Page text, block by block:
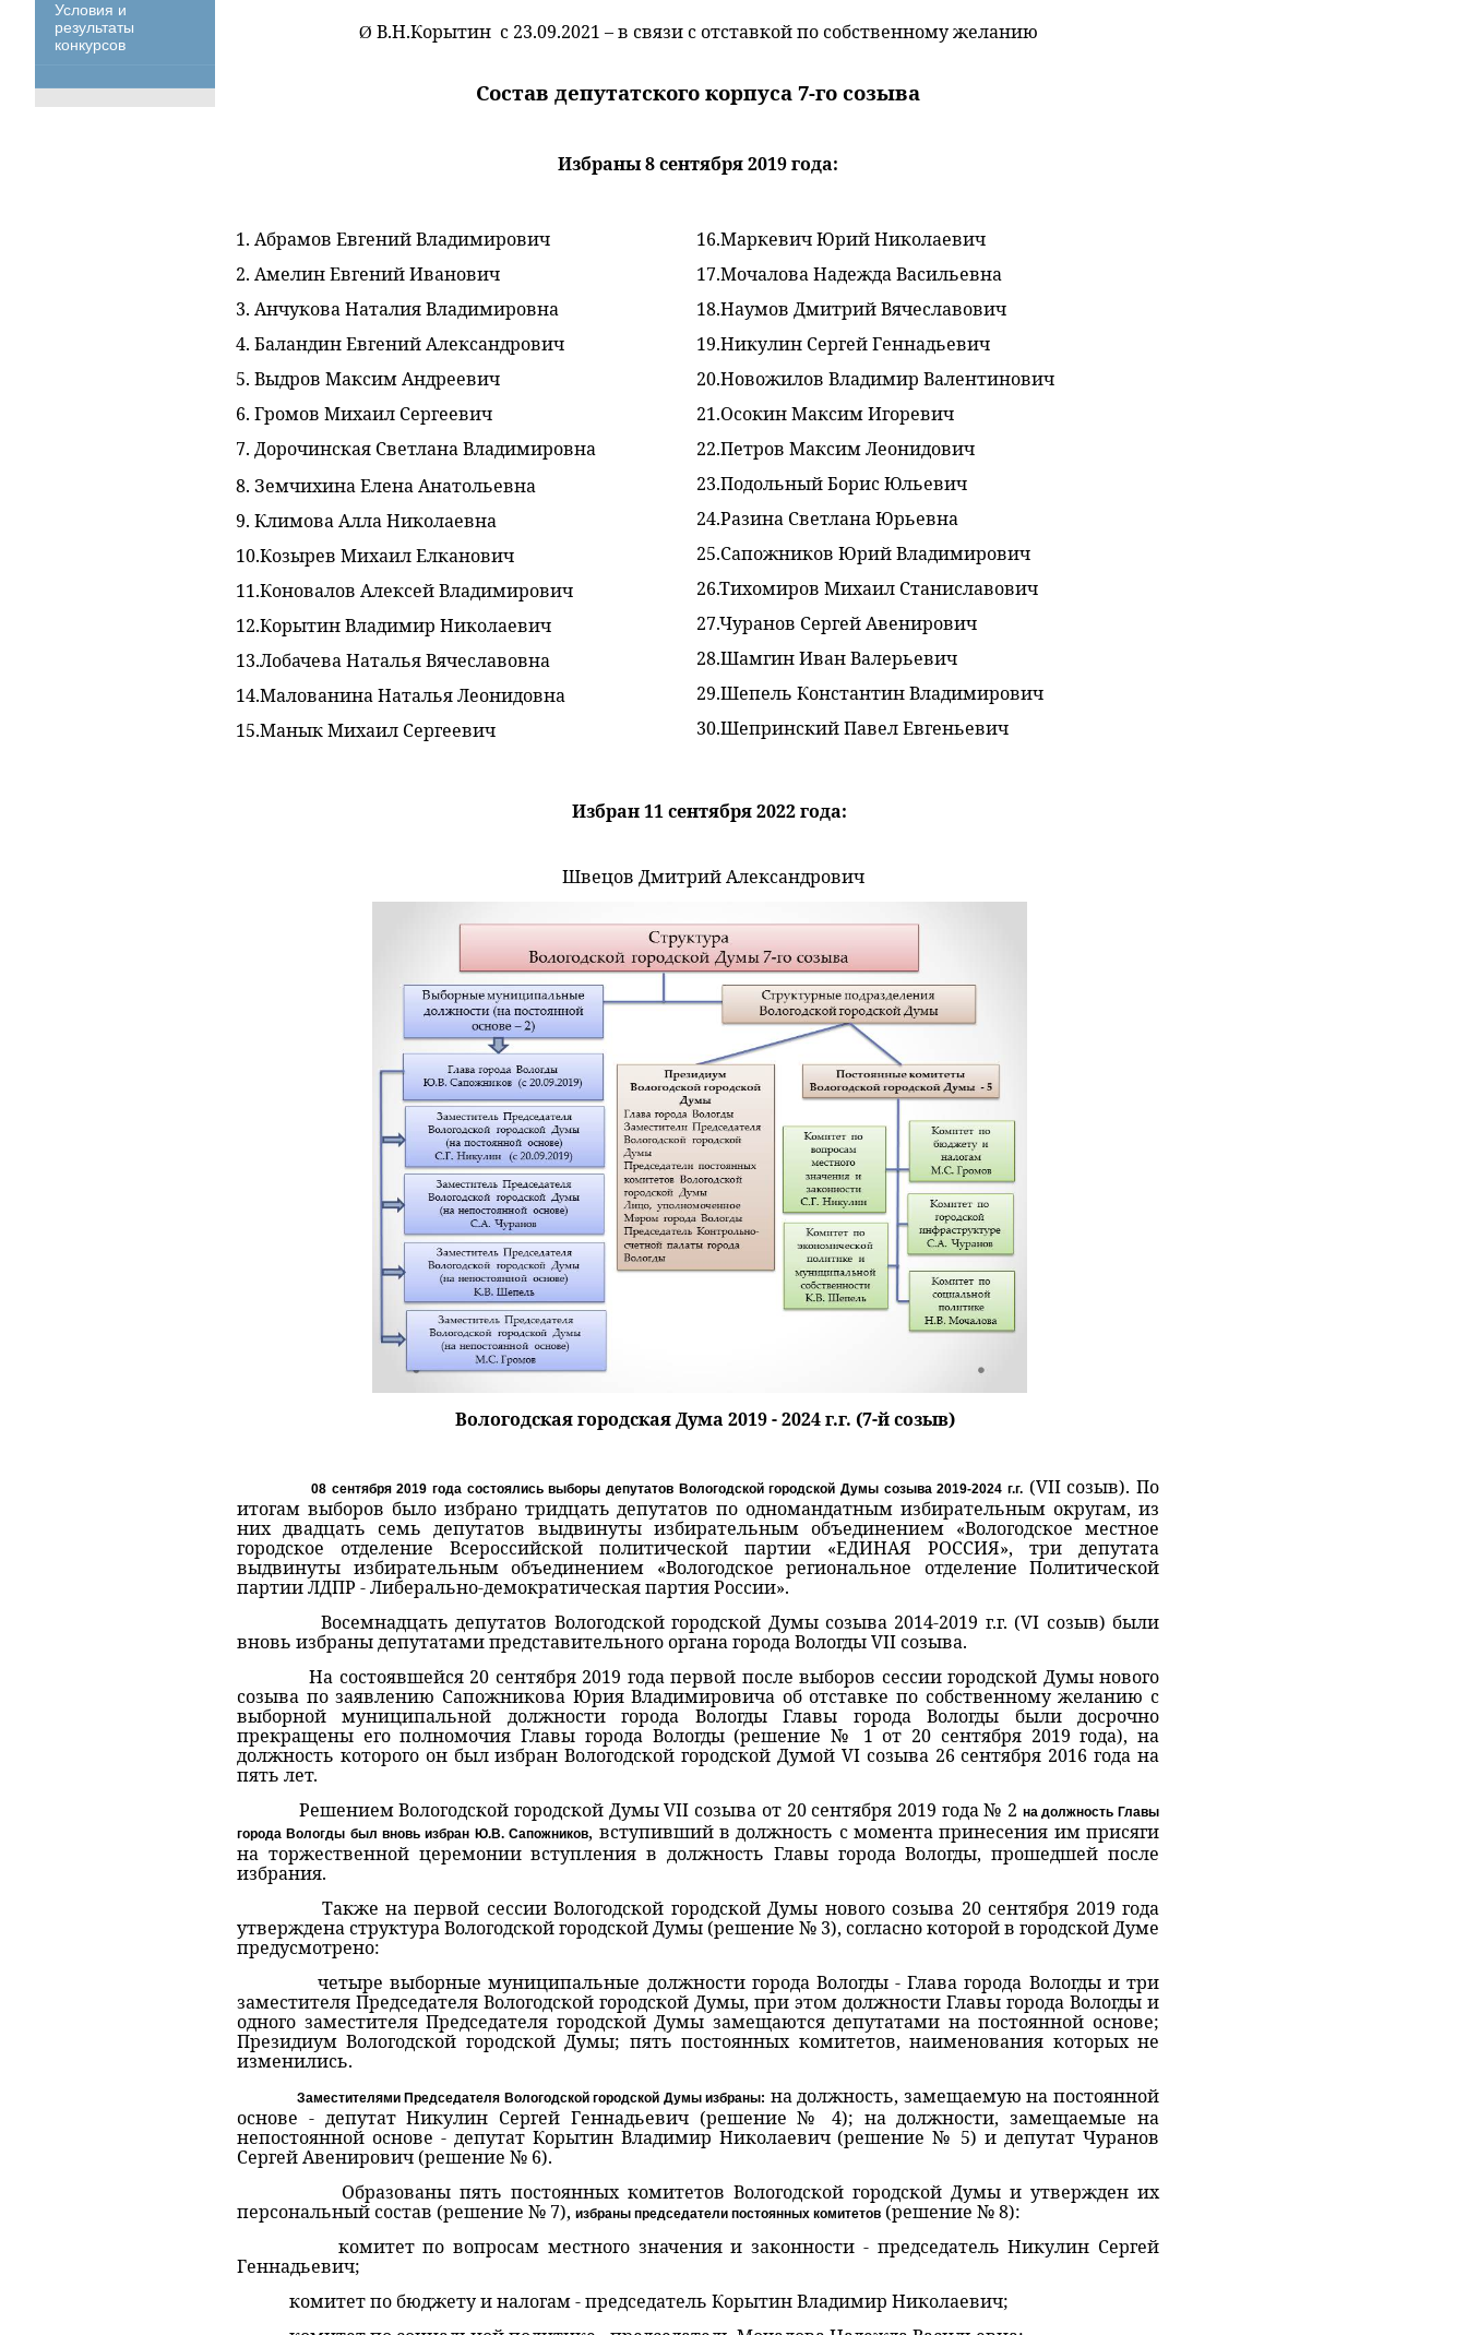
Условия и
результаты
конкурсов
Ø В.Н.Корытин с 23.09.2021 – в связи с отставкой по собственному желанию
Состав депутатского корпуса 7-го созыва
Избраны 8 сентября 2019 года:
1. Абрамов Евгений Владимирович
2. Амелин Евгений Иванович
3. Анчукова Наталия Владимировна
4. Баландин Евгений Александрович
5. Выдров Максим Андреевич
6. Громов Михаил Сергеевич
7. Дорочинская Светлана Владимировна
8. Земчихина Елена Анатольевна
9. Климова Алла Николаевна
10.Козырев Михаил Елканович
11.Коновалов Алексей Владимирович
12.Корытин Владимир Николаевич
13.Лобачева Наталья Вячеславовна
14.Малованина Наталья Леонидовна
15.Манык Михаил Сергеевич
16.Маркевич Юрий Николаевич
17.Мочалова Надежда Васильевна
18.Наумов Дмитрий Вячеславович
19.Никулин Сергей Геннадьевич
20.Новожилов Владимир Валентинович
21.Осокин Максим Игоревич
22.Петров Максим Леонидович
23.Подольный Борис Юльевич
24.Разина Светлана Юрьевна
25.Сапожников Юрий Владимирович
26.Тихомиров Михаил Станиславович
27.Чуранов Сергей Авенирович
28.Шамгин Иван Валерьевич
29.Шепель Константин Владимирович
30.Шепринский Павел Евгеньевич
Избран 11 сентября 2022 года:
Швецов Дмитрий Александрович
Вологодская городская Дума 2019 - 2024 г.г. (7-й созыв)
08 сентября 2019 года состоялись выборы депутатов Вологодской городской Думы созыва 2019-2024 г.г. (VII созыв). По
итогам выборов было избрано тридцать депутатов по одномандатным избирательным округам, из
них двадцать семь депутатов выдвинуты избирательным объединением «Вологодское местное
городское отделение Всероссийской политической партии «ЕДИНАЯ РОССИЯ», три депутата
выдвинуты избирательным объединением «Вологодское региональное отделение Политической
партии ЛДПР - Либерально-демократическая партия России».
Восемнадцать депутатов Вологодской городской Думы созыва 2014-2019 г.г. (VI созыв) были
вновь избраны депутатами представительного органа города Вологды VII созыва.
На состоявшейся 20 сентября 2019 года первой после выборов сессии городской Думы нового
созыва по заявлению Сапожникова Юрия Владимировича об отставке по собственному желанию с
выборной муниципальной должности города Вологды Главы города Вологды были досрочно
прекращены его полномочия Главы города Вологды (решение № 1 от 20 сентября 2019 года), на
должность которого он был избран Вологодской городской Думой VI созыва 26 сентября 2016 года на
пять лет.
Решением Вологодской городской Думы VII созыва от 20 сентября 2019 года № 2 на должность Главы
города Вологды был вновь избран Ю.В. Сапожников, вступивший в должность с момента принесения им присяги
на торжественной церемонии вступления в должность Главы города Вологды, прошедшей после
избрания.
Также на первой сессии Вологодской городской Думы нового созыва 20 сентября 2019 года
утверждена структура Вологодской городской Думы (решение № 3), согласно которой в городской Думе
предусмотрено:
четыре выборные муниципальные должности города Вологды - Глава города Вологды и три
заместителя Председателя Вологодской городской Думы, при этом должности Главы города Вологды и
одного заместителя Председателя городской Думы замещаются депутатами на постоянной основе;
Президиум Вологодской городской Думы; пять постоянных комитетов, наименования которых не
изменились.
Заместителями Председателя Вологодской городской Думы избраны: на должность, замещаемую на постоянной
основе - депутат Никулин Сергей Геннадьевич (решение № 4); на должности, замещаемые на
непостоянной основе - депутат Корытин Владимир Николаевич (решение № 5) и депутат Чуранов
Сергей Авенирович (решение № 6).
Образованы пять постоянных комитетов Вологодской городской Думы и утвержден их
персональный состав (решение № 7), избраны председатели постоянных комитетов (решение № 8):
комитет по вопросам местного значения и законности - председатель Никулин Сергей
Геннадьевич;
комитет по бюджету и налогам - председатель Корытин Владимир Николаевич;